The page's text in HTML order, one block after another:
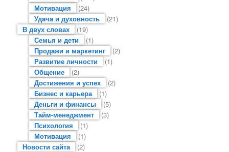
Мотивация
(24)
Удача и духовность
(21)
В двух словах
(19)
Семья и дети
(1)
Продажи и маркетинг
(2)
Развитие личности
(1)
Общение
(2)
Достижения и успех
(2)
Бизнес и карьера
(1)
Деньги и финансы
(5)
Тайм-менеджмент
(3)
Психология
(1)
Мотивация
(1)
Новости сайта
(2)